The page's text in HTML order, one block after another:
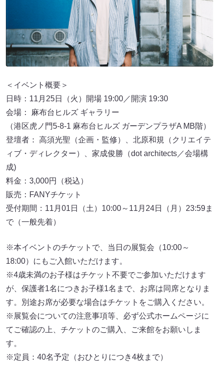
＜イベント概要＞
日時：11月25日（火）開場 19:00／開演 19:30
会場： 麻布台ヒルズ ギャラリー
（港区虎ノ門5-8-1 麻布台ヒルズ ガーデンプラザA MB階）
登壇者： 高須光聖（企画・監修）、北原和規（クリエイテ
ィブ・ディレクター）、家成俊勝（dot architects／会場構
成)
料金：3,000円（税込）
販売：FANYチケット
受付期間：11月01日（土）10:00～11月24日（月）23:59ま
で（一般先着）
※本イベントのチケットで、当日の展覧会（10:00～
18:00）にもご入館いただけます。
※4歳未満のお子様はチケット不要でご参加いただけます
が、保護者1名につきお子様1名まで、お席は同席となりま
す。別途お席が必要な場合はチケットをご購入ください。
※展覧会についての注意事項等、必ず公式ホームページに
てご確認の上、チケットのご購入、ご来館をお願いしま
す。
※定員：40名予定（おひとりにつき4枚まで）